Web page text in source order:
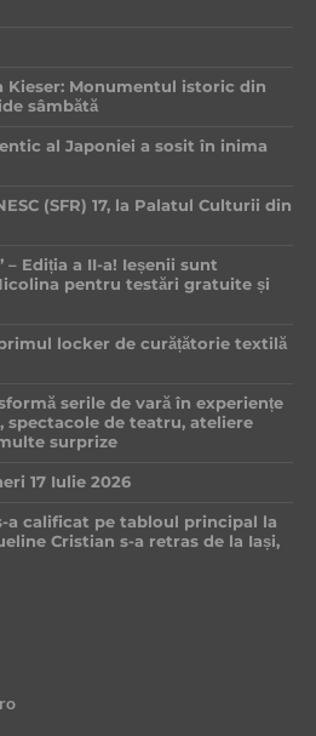
Kieser: Monumentul istoric din
sâmbătă
al Japoniei a sosit în inima
(SFR) 17, la Palatul Culturii din
– Ediția a II-a! Ieșenii sunt
pentru testări gratuite și
locker de curățătorie textilă
serile de vară în experiențe
spectacole de teatru, ateliere
surprize
17 Iulie 2026
a calificat pe tabloul principal la
Cristian s-a retras de la Iași,